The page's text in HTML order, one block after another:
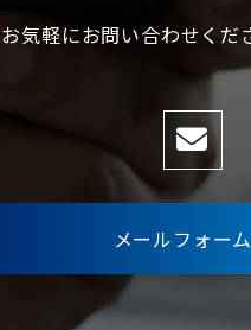
お気軽にお問い合わせくだ
メールフォー